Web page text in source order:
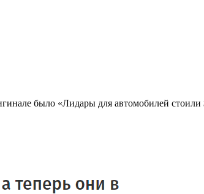
было «Лидары для автомобилей